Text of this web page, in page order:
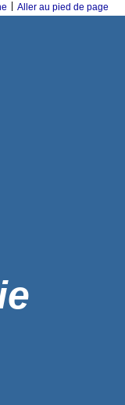
Aller au pied de page